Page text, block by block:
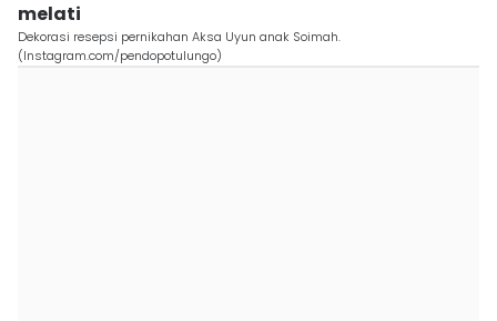
melati
Dekorasi resepsi pernikahan Aksa Uyun anak Soimah.
(Instagram.com/pendopotulungo)